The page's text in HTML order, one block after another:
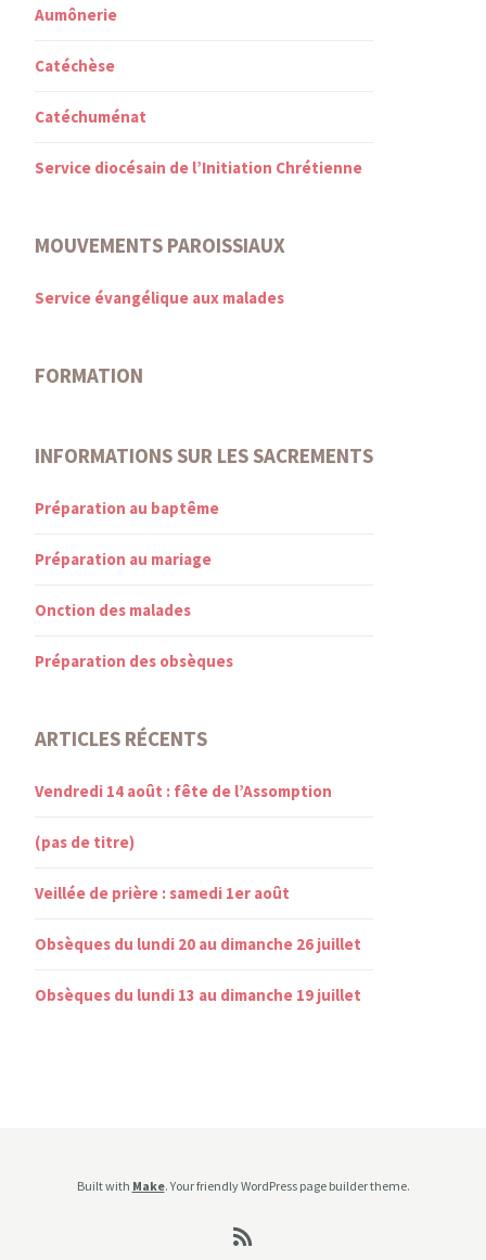
Aumônerie
Catéchèse
Catéchuménat
Service diocésain de l’Initiation Chrétienne
MOUVEMENTS PAROISSIAUX
Service évangélique aux malades
FORMATION
INFORMATIONS SUR LES SACREMENTS
Préparation au baptême
Préparation au mariage
Onction des malades
Préparation des obsèques
ARTICLES RÉCENTS
Vendredi 14 août : fête de l’Assomption
(pas de titre)
Veillée de prière : samedi 1er août
Obsèques du lundi 20 au dimanche 26 juillet
Obsèques du lundi 13 au dimanche 19 juillet
Built with Make. Your friendly WordPress page builder theme.